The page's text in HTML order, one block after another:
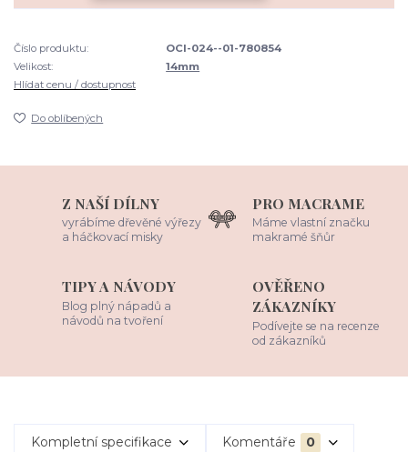
Číslo produktu:
OCI-024--01-780854
Velikost:
14mm
Hlídat cenu / dostupnost
Do oblíbených
Z NAŠÍ DÍLNY
vyrábíme dřevěné výřezy
a háčkovací misky
PRO MACRAME
Máme vlastní značku
makramé šňůr
TIPY A NÁVODY
Blog plný nápadů a
návodů na tvoření
OVĚŘENO
ZÁKAZNÍKY
Podívejte se na recenze
od zákazníků
Kompletní specifikace Komentáře 0